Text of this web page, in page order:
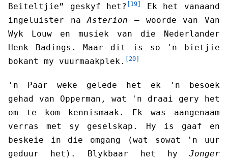
Beiteltjie” geskyf het?
[19]
Ek het vanaand
ingeluister naAsterion — woorde van Van
Wyk Louw en musiek van die Nederlander
Henk Badings. Maar dit is so 'n bietjie
bokant my vuurmaakplek.
[20]
'n Paar weke gelede het ek 'n besoek
gehad van Opperman, wat 'n draai gery het
om te kom kennismaak. Ek was aangenaam
verras met sy geselskap. Hy is gaaf en
beskeie in die omgang (wat sowat 'n uur
geduur het). Blykbaar het hyJonger